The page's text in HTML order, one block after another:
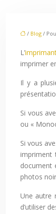
/ Blog /
L’
imprimer
Il y a
Si vous
ou «
Si vous
impriment
document
photos
Une autre
d’utiliser